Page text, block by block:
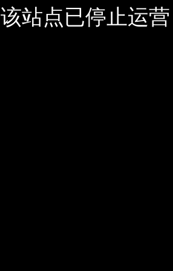
该站点已停止运